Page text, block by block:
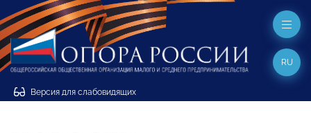
Версия для слабовидящих
RU